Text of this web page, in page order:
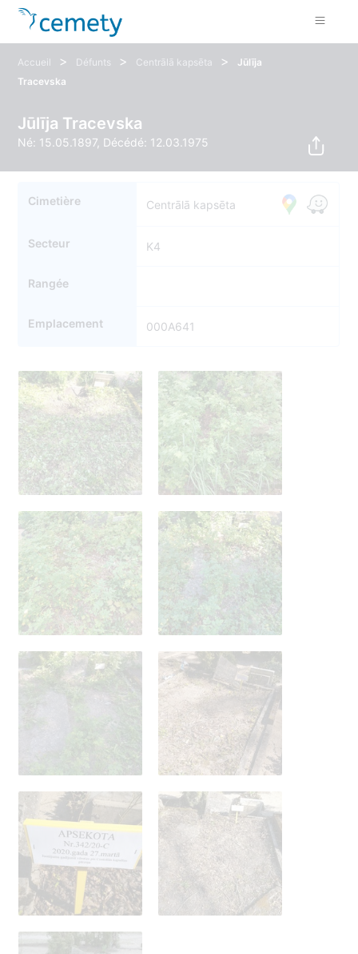
Accueil > Défunts > Centrālā kapsēta >
Jūlīja
Tracevska
Jūlīja Tracevska
Né: 15.05.1897, Décédé: 12.03.1975
Cimetière Centrālā kapsēta
Secteur K4
Rangée
Emplacement 000A641